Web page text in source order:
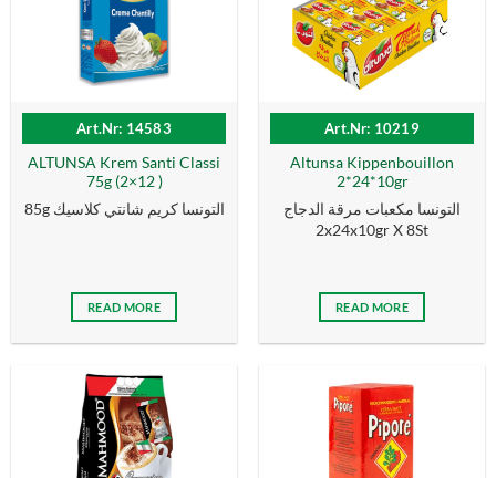
Art.Nr: 14583
ALTUNSA Krem Santi Classi
75g (2×12 )
85g التونسا كریم شانتي كلاسیك
READ MORE
Art.Nr: 10219
Altunsa Kippenbouillon
2*24*10gr
التونسا مكعبات مرقة الدجاج
2x24x10gr X 8St
READ MORE